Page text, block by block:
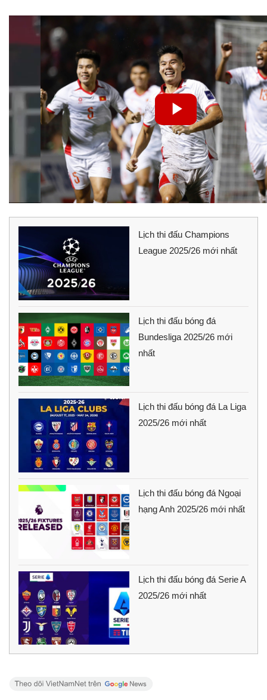
Lịch thi đấu Champions
League 2025/26 mới nhất
Lịch thi đấu bóng đá
Bundesliga 2025/26 mới
nhất
Lịch thi đấu bóng đá La Liga
2025/26 mới nhất
Lịch thi đấu bóng đá Ngoại
hạng Anh 2025/26 mới nhất
Lịch thi đấu bóng đá Serie A
2025/26 mới nhất